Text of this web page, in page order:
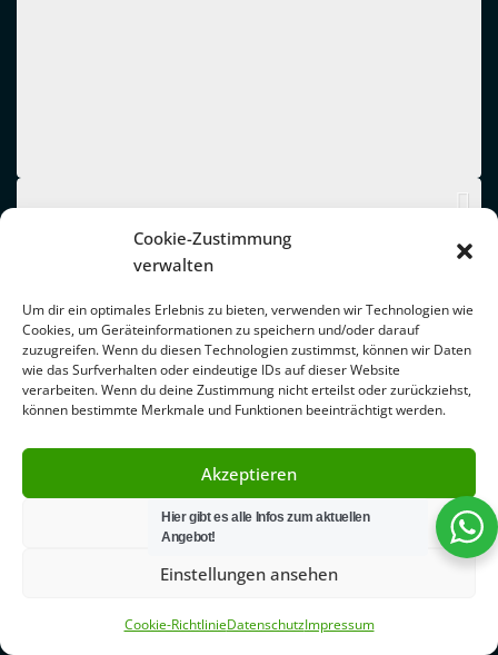
Cookie-Zustimmung
verwalten
Um dir ein optimales Erlebnis zu bieten, verwenden wir Technologien wie
Cookies, um Geräteinformationen zu speichern und/oder darauf
zuzugreifen. Wenn du diesen Technologien zustimmst, können wir Daten
wie das Surfverhalten oder eindeutige IDs auf dieser Website
verarbeiten. Wenn du deine Zustimmung nicht erteilst oder zurückziehst,
können bestimmte Merkmale und Funktionen beeinträchtigt werden.
Akzeptieren
Ablehnen
Einstellungen ansehen
Cookie-RichtlinieDatenschutzImpressum
Hier gibt es alle Infos zum aktuellen
Angebot!